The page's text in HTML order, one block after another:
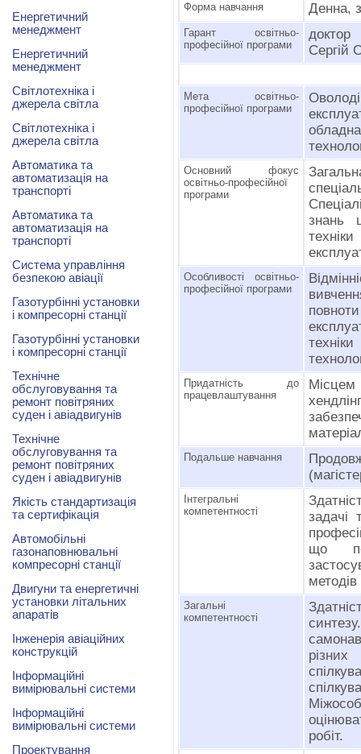
Форма навчання Денна,
Гарант освітньо-
професійної програми
Сергій
Мета освітньо-
професійної програми
Основний фокус
освітньо-професійної
програми
знань
Особливості освітньо-
професійної програми
Придатність до
працевлаштування
Подальше навчання
Інтегральні
компетентності
задачі
що
методів
Загальні
компетентності
робіт.
Енергетичний
менеджмент
Енергетичний
менеджмент
Світлотехніка і
джерела світла
Світлотехніка і
джерела світла
Автоматика та
автоматизація на
транспорті
Автоматика та
автоматизація на
транспорті
Система управління
безпекою авіації
Газотурбінні установки
і компресорні станції
Газотурбінні установки
і компресорні станції
Технічне
обслуговування та
ремонт повітряних
суден і авіадвигунів
Технічне
обслуговування та
ремонт повітряних
суден і авіадвигунів
Якість стандартизація
та сертифікація
Автомобільні
газонаповнювальні
компресорні станції
Двигуни та енергетичні
установки літальних
апаратів
Інженерія авіаційних
конструкцій
Інформаційні
вимірювальні системи
Інформаційні
вимірювальні системи
Проектування